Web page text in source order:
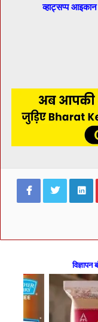
व्हाट्सप्प
FacebookTwitter